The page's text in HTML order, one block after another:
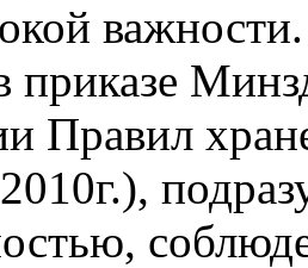
приказе
Правил
2010г.),